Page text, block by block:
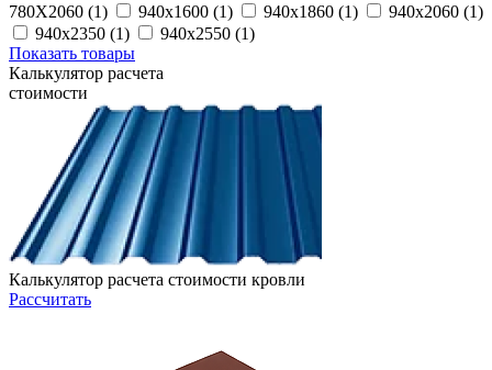
780Х2060 (1)
940x1600 (1) 940x1860 (1)
940x2060 (1)
940x2350 (1)
940х2550 (1)
Показать товары
Калькулятор расчета
стоимости
Калькулятор расчета стоимости кровли
Рассчитать